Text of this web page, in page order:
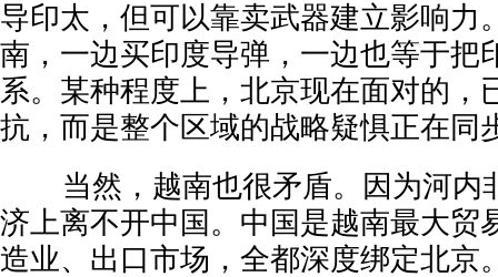
导印太，但可以靠卖武器建立影响力
南，一边买印度导弹，一边也等于把
系。某种程度上，北京现在面对的，
抗，而是整个区域的战略疑惧正在同
当然，越南也很矛盾。因为河内
济上离不开中国。中国是越南最大贸
造业、出口市场，全都深度绑定北京